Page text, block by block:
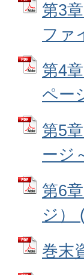
第3
ファ
第4
ペー
第5
ージ
第6
ジ）
巻末